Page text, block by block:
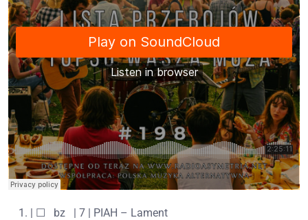
| ☐⠀bz⠀| 7 | PIAH – Lament